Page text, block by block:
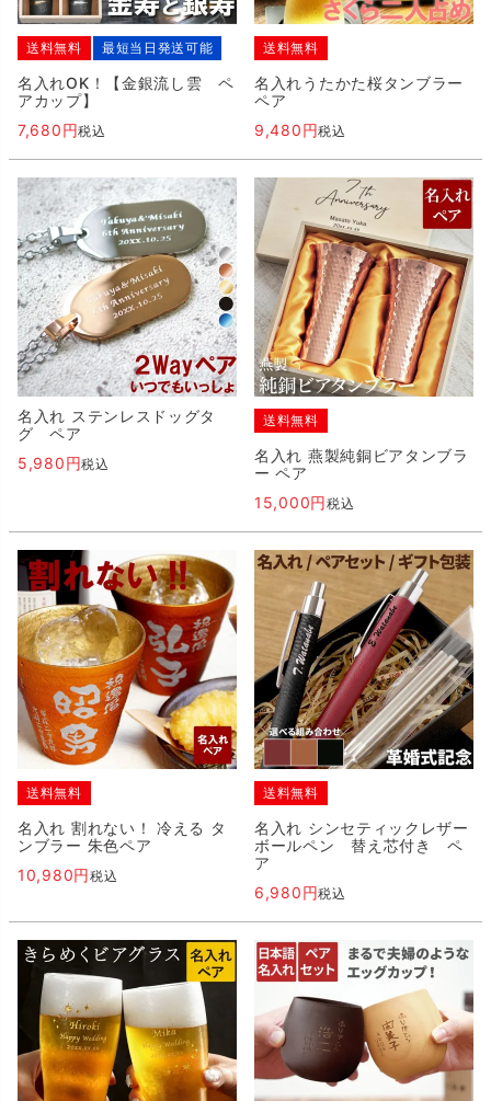
送料無料 最短当日発送可能
名入れOK！【金銀流し雲 ペ
アカップ】
7,680
税込
送料無料
名入れうたかた桜タンブラー
ペア
9,480
税込
名入れ ステンレスドッグタ
グ ペア
5,980
税込
送料無料
名入れ 燕製純銅ビアタンブラ
ー ペア
15,000
税込
送料無料
名入れ 割れない！ 冷える タ
ンブラー 朱色ペア
10,980
税込
送料無料
名入れ シンセティックレザー
ボールペン 替え芯付き ペ
ア
6,980
税込